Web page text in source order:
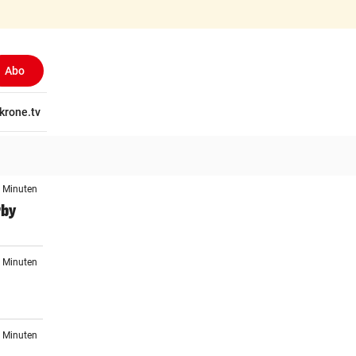
Abo
krone.tv
Minuten
Minuten
Minuten